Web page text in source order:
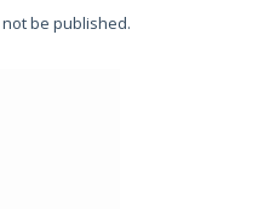
be published.